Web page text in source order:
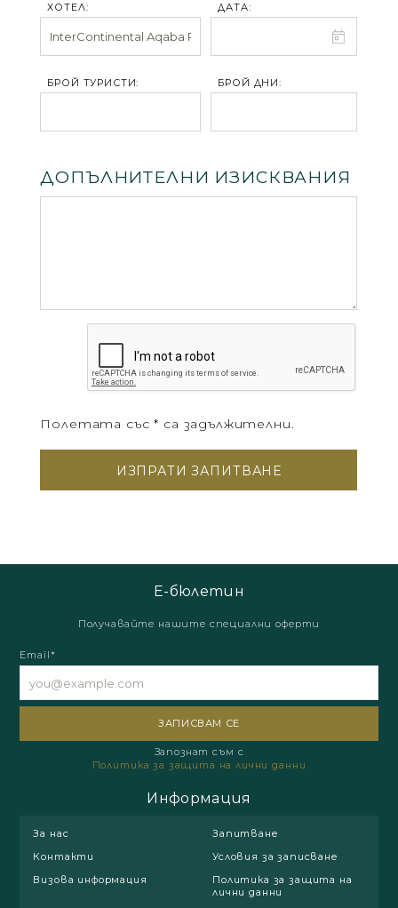
ХОТЕЛ: ДАТА:
БРОЙ ТУРИСТИ: БРОЙ ДНИ:
ДОПЪЛНИТЕЛНИ ИЗИСКВАНИЯ
Полетата със * са задължителни.
Е-бюлетин
Получавайте нашите специални оферти
Email*
Запознат съм с
Политика за защита на лични данни
Информация
За нас
Запитване
Контакти
Условия за записване
Визова информация
Политика за защита на
лични данни